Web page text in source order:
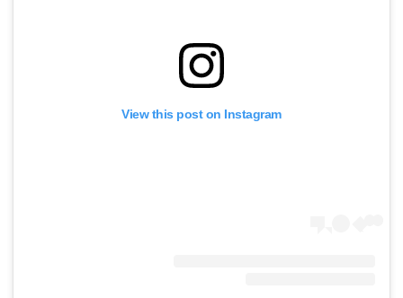
View this post on Instagram